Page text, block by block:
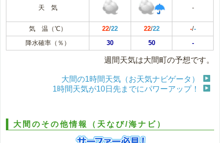
天 気 -
気 温（℃） 22/22 22/22 -/-
降水確率（％）
30 50 -
週間天気は大間町の予想です。
大間の1時間天気（お天気ナビゲータ）
1時間天気が10日先までにパワーアップ！
大間のその他情報（天なび/海ナビ）